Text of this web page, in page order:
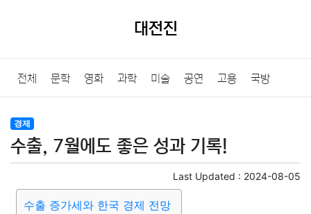
대전진
전체 문학 영화 과학 미술 공연 고용 국방
법률
질병 가요 방송 일상 주식 암호화폐
결혼 육아 반려동물 패션 미용
경제
수출, 7월에도 좋은 성과 기록!
Last Updated : 2024-08-05
수출 증가세와 한국 경제 전망